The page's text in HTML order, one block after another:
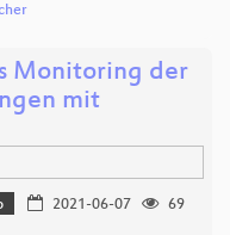
Monitoring der
mit
2021-06-07
69